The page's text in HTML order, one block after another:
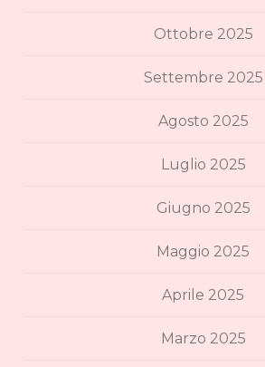
Ottobre 2025
Settembre 2025
Agosto 2025
Luglio 2025
Giugno 2025
Maggio 2025
Aprile 2025
Marzo 2025